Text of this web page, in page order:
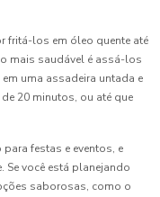
fritá-los em óleo quente até
mais saudável é assá-los
uma assadeira untada e
20 minutos, ou até que
festas e eventos, e
Se você está planejando
saborosas, como o